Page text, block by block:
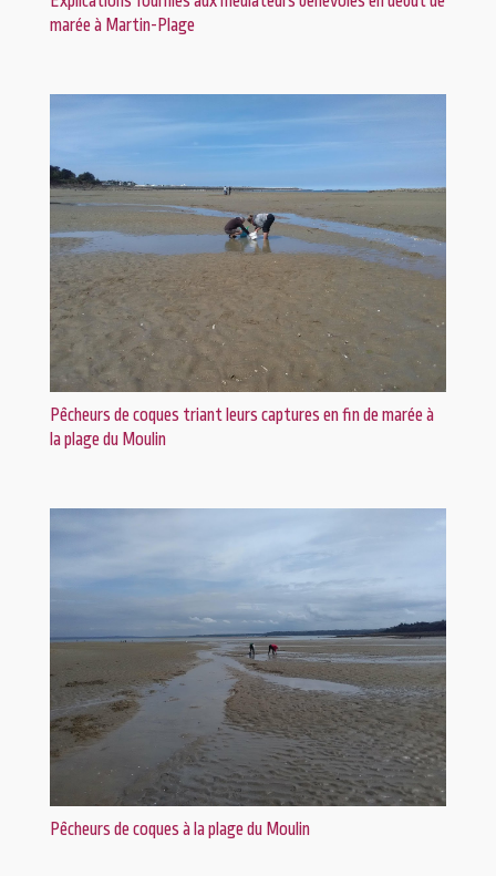
marée à Martin-Plage
Pêcheurs de coques triant leurs captures en fin de marée à
la plage du Moulin
Pêcheurs de coques à la plage du Moulin